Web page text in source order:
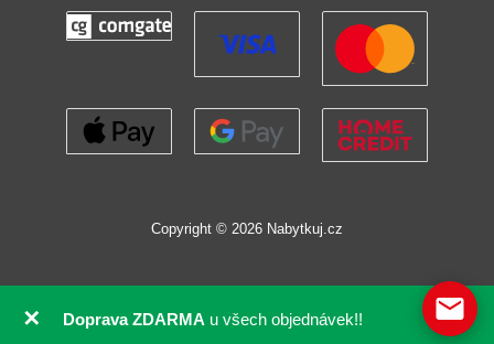
Copyright © 2026 Nabytkuj.cz
GDPR souhlas se soubory cookie pomocí Real Cookie Banneru
✕ Doprava ZDARMA u všech objednávek!!